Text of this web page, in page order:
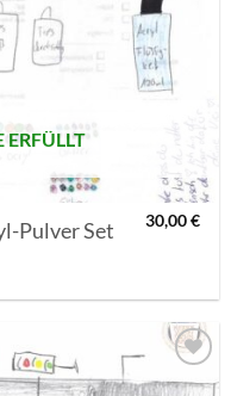
AUF MEINE
MERKLISTE
SETZEN
Pulver Set
30,00€
AUF MEINE